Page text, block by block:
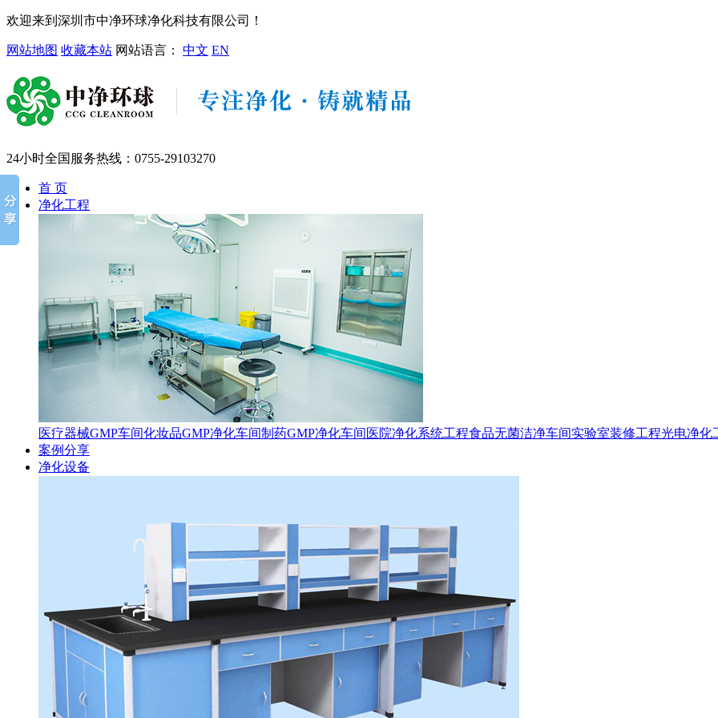
欢迎来到深圳市中净环球净化科技有限公司！
网站地图 收藏本站 网站语言： 中文 EN
24小时全国服务热线： 0755-29103270
首 页
净化工程
医疗器械GMP车间化妆品GMP净化车间制药GMP净化车间 医院净化系统工程食品无菌洁净车间实验室装修工程光电净化
案例分享
净化设备